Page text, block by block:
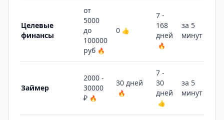
Целевые
финансы
от
5000
до
100000
руб 🔥
0 👍
7 -
168
дней
🔥
за 5
минут
Займер
2000 -
30000
₽ 🔥
30 дней
🔥
7 -
30
дней
👍
за 5
минут